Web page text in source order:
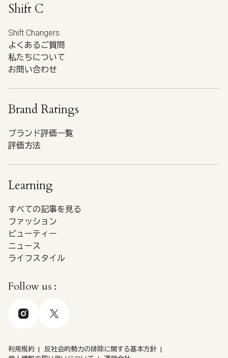
Shift C
Shift Changers
よくあるご質問
私たちについて
お問い合わせ
Brand Ratings
ブランド評価一覧
評価方法
Learning
すべての記事を見る
ファッション
ビューティー
ニュース
ライフスタイル
Follow us :
利用規約
反社会的勢力の排除に関する基本方針